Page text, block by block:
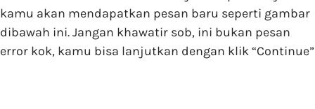
kamu akan mendapatkan pesan baru seperti gambar
dibawah ini. Jangan khawatir sob, ini bukan pesan
error kok, kamu bisa lanjutkan dengan klik “Continue”